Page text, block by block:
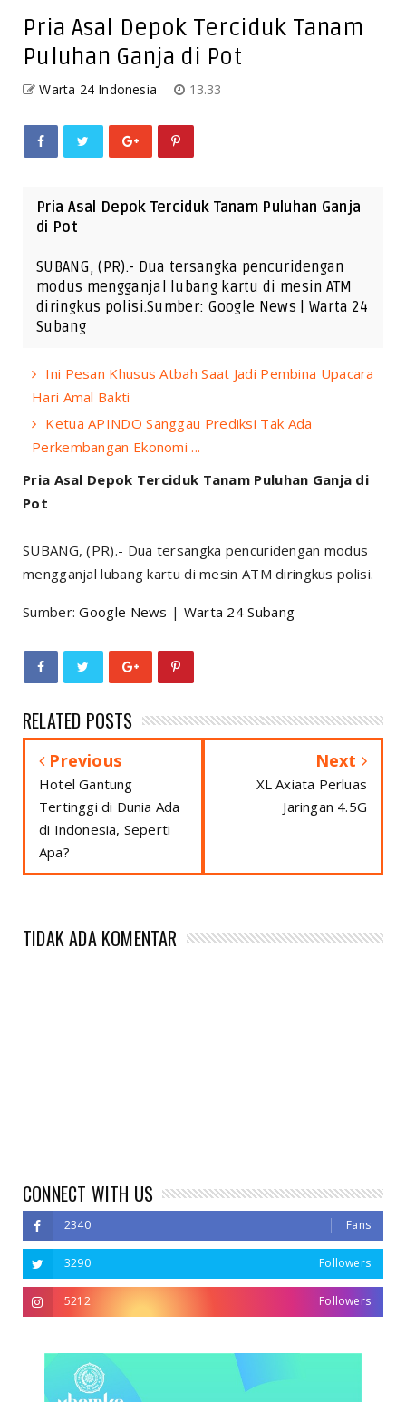
Pria Asal Depok Terciduk Tanam
Puluhan Ganja di Pot
Warta 24 Indonesia 13.33
Pria Asal Depok Terciduk Tanam Puluhan Ganja
di Pot
SUBANG, (PR).- Dua tersangka pencuridengan
modus mengganjal lubang kartu di mesin ATM
diringkus polisi.Sumber: Google News | Warta 24
Subang
Ini Pesan Khusus Atbah Saat Jadi Pembina Upacara
Hari Amal Bakti
Ketua APINDO Sanggau Prediksi Tak Ada
Perkembangan Ekonomi ...
Pria Asal Depok Terciduk Tanam Puluhan Ganja di
Pot
SUBANG, (PR).- Dua tersangka pencuridengan modus
mengganjal lubang kartu di mesin ATM diringkus polisi.
Sumber:Google News | Warta 24 Subang
RELATED POSTS
Previous
Hotel Gantung
Tertinggi di Dunia Ada
di Indonesia, Seperti
Apa?
Next
XL Axiata Perluas
Jaringan 4.5G
TIDAK ADA KOMENTAR
CONNECT WITH US
2340 Fans
3290 Followers
5212 Followers